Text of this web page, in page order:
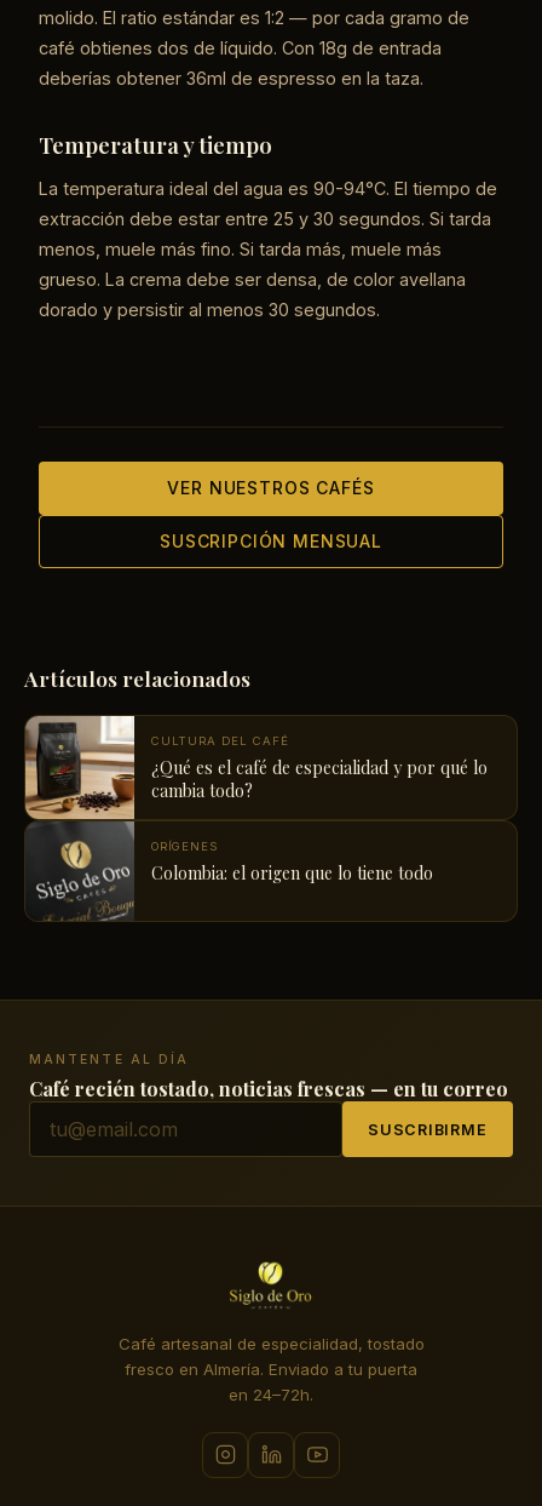
molido. El ratio estándar es 1:2 — por cada gramo de
café obtienes dos de líquido. Con 18g de entrada
deberías obtener 36ml de espresso en la taza.
Temperatura y tiempo
La temperatura ideal del agua es 90-94°C. El tiempo de
extracción debe estar entre 25 y 30 segundos. Si tarda
menos, muele más fino. Si tarda más, muele más
grueso. La crema debe ser densa, de color avellana
dorado y persistir al menos 30 segundos.
VER NUESTROS CAFÉS
SUSCRIPCIÓN MENSUAL
Artículos relacionados
CULTURA DEL CAFÉ
¿Qué es el café de especialidad y por qué lo
cambia todo?
ORÍGENES
Colombia: el origen que lo tiene todo
MANTENTE AL DÍA
Café recién tostado, noticias frescas — en tu correo
SUSCRIBIRME
Café artesanal de especialidad, tostado
fresco en Almería. Enviado a tu puerta
en 24–72h.